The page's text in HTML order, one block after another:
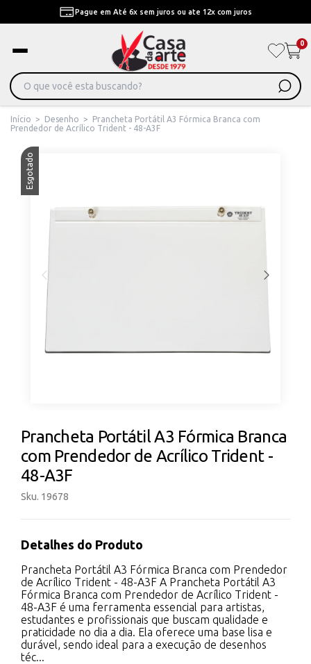
Pague em Até 6x sem juros ou ate 12x com juros
0
Início > Desenho >
Prancheta Portátil A3 Fórmica Branca com
Prendedor de Acrílico Trident - 48-A3F
Esgotado
Prancheta Portátil A3 Fórmica Branca
com Prendedor de Acrílico Trident -
48-A3F
Sku. 19678
Detalhes do Produto
Prancheta Portátil A3 Fórmica Branca com Prendedor
de Acrílico Trident - 48-A3F A Prancheta Portátil A3
Fórmica Branca com Prendedor de Acrílico Trident -
48-A3F é uma ferramenta essencial para artistas,
estudantes e profissionais que buscam qualidade e
praticidade no dia a dia. Ela oferece uma base lisa e
durável, sendo ideal para a execução de desenhos
téc...